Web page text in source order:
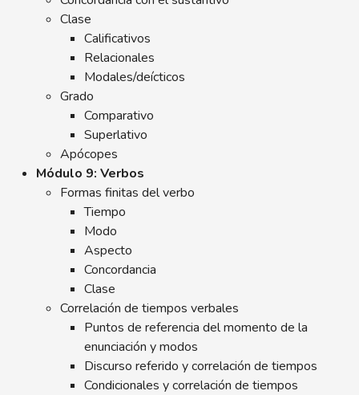
Clase
Calificativos
Relacionales
Modales/deícticos
Grado
Comparativo
Superlativo
Apócopes
Módulo 9: Verbos
Formas finitas del verbo
Tiempo
Modo
Aspecto
Concordancia
Clase
Correlación de tiempos verbales
Puntos de referencia del momento de la
enunciación y modos
Discurso referido y correlación de tiempos
Condicionales y correlación de tiempos